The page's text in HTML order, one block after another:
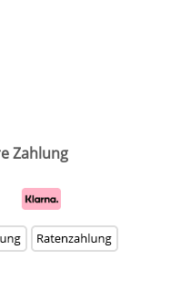
Zahlung